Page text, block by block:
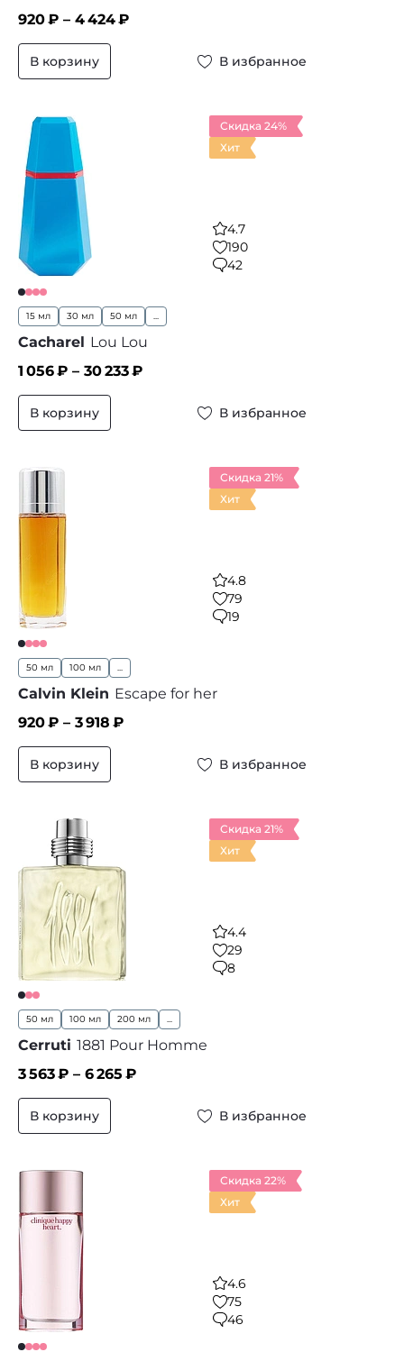
920₽ – 4 424₽
В корзину В избранное
Скидка 24%
Хит
4.7
190
42
15 мл 30 мл 50 мл ...
Cacharel Lou Lou
1 056₽ – 30 233₽
В корзину В избранное
Скидка 21%
Хит
4.8
79
19
50 мл 100 мл ...
Calvin Klein Escape for her
920₽ – 3 918 ₽
В корзину В избранное
Скидка 21%
Хит
4.4
29
8
50 мл 100 мл 200 мл ...
Cerruti 1881 Pour Homme
3 563₽ – 6 265 ₽
В корзину В избранное
Скидка 22%
Хит
4.6
75
46